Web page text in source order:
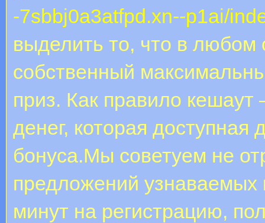
-7sbbj0a3atfpd.xn--p1ai/
выделить то, что в любом
собственный
приз. Как правило
денег, которая доступная
бонуса.Мы советуем не
предложений узнаваемых
минут на регистрацию,